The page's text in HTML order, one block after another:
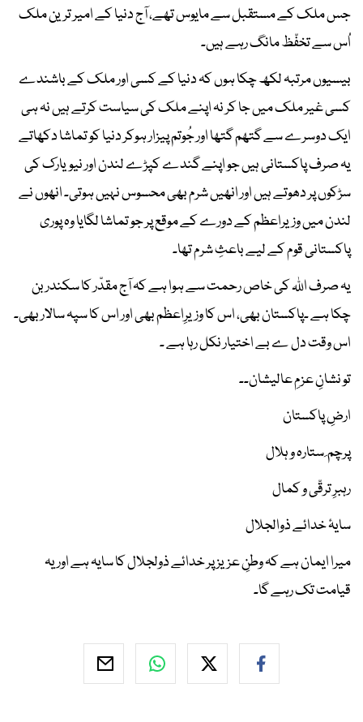
جس ملک کے مستقبل سے مایوس تھے، آج دنیا کے امیر ترین ملک
اُس سے تخفّظ مانگ رہے ہیں۔
بیسیوں مرتبہ لکھ چکا ہوں کہ دنیا کے کسی اور ملک کے باشندے
کسی غیر ملک میں جا کر نہ اپنے ملک کی سیاست کرتے ہیں نہ ہی
ایک دوسرے سے گتھم گتھا اور جُوتم پیزار ہوکر دنیا کو تماشا دکھاتے
یہ صرف پاکستانی ہیں جو اپنے گندے کپڑے لندن اور نیویارک کی
سڑکوں پر دھوتے ہیں اور انھیں شرم بھی محسوس نہیں ہوتی۔ انھوں نے
لندن میں وزیراعظم کے دورے کے موقع پر جو تماشا لگایا وہ پوری
پاکستانی قوم کے لیے باعثِ شرم تھا۔
یہ صرف اللہ کی خاص رحمت سے ہوا ہے کہ آج مقدّر کا سکندر بن
چکا ہے ۔پاکستان بھی، اس کا وزیرِاعظم بھی اور اس کا سپہ سالار بھی۔
اس وقت دل ے بے اختیار نکل رہا ہے ۔
تو نشانِ عزمِ عالیشان۔۔
ارضِ پاکستان
پرچم ِ ستارہ و ہلال
رہبرِ ترقّی و کمال
سایۂ خدائے ذوالجلال
میرا ایمان ہے کہ وطنِ عزیز پر خدائے ذولجلال کا سایہ ہے اور یہ
قیامت تک رہے گا۔